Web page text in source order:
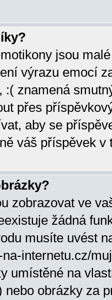
jsou
výrazu emocí
:( znamená
přes
aby se
váš příspěvek v
zobrazovat ve
žádná
musíte uvést
na-internetu.cz/
umístěné na
nebo obrázky za